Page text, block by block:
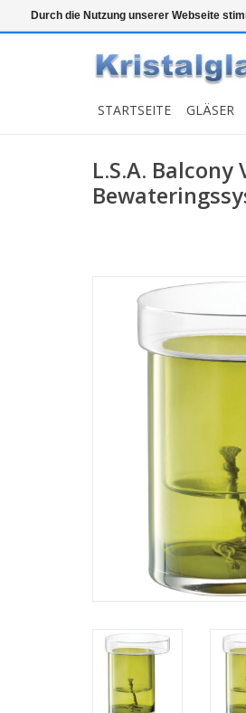
Top klasse Snelle
STARTSEITE GLÄSER
L.S.A.
Durch die Nutzung unserer Webseite